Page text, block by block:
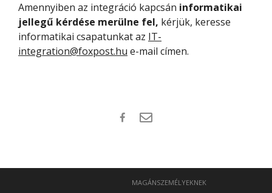
Amennyiben az integráció kapcsán informatikai
jellegű kérdése merülne fel, kérjük, keresse
informatikai csapatunkat az IT-
integration@foxpost.hu e-mail címen.
MAGÁNSZEMÉLYEKNEK